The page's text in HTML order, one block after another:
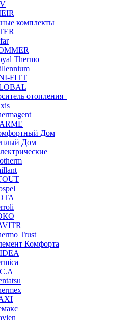
комплекты
Thermo
FITT
отопления
Дом
Дом
Trust
Комфорта